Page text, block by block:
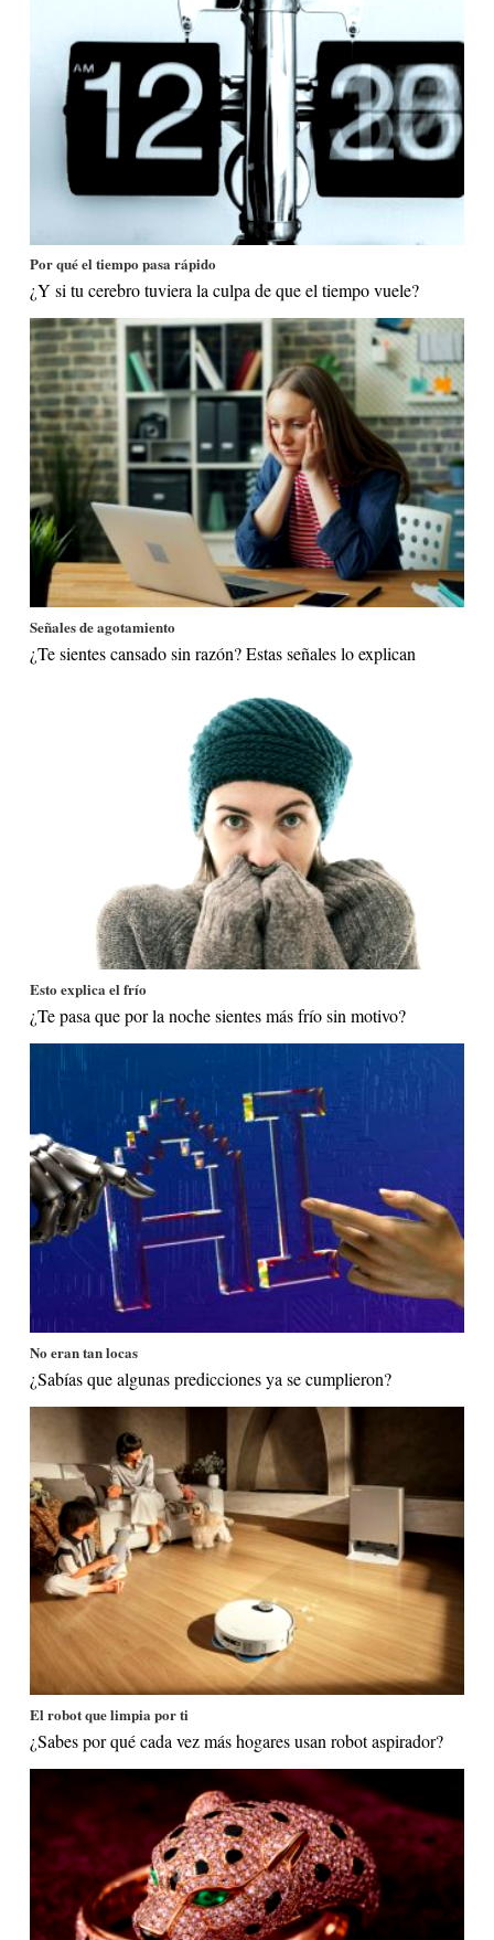
Por qué el tiempo pasa rápido
¿Y si tu cerebro tuviera la culpa de que el tiempo vuele?
Señales de agotamiento
¿Te sientes cansado sin razón? Estas señales lo explican
Esto explica el frío
¿Te pasa que por la noche sientes más frío sin motivo?
No eran tan locas
¿Sabías que algunas predicciones ya se cumplieron?
El robot que limpia por ti
¿Sabes por qué cada vez más hogares usan robot aspirador?